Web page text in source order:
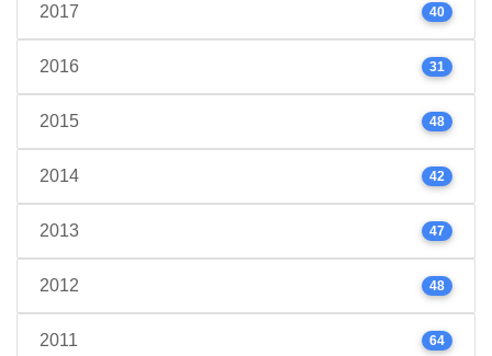
2017 40
2016 31
2015 48
2014 42
2013 47
2012 48
2011 64